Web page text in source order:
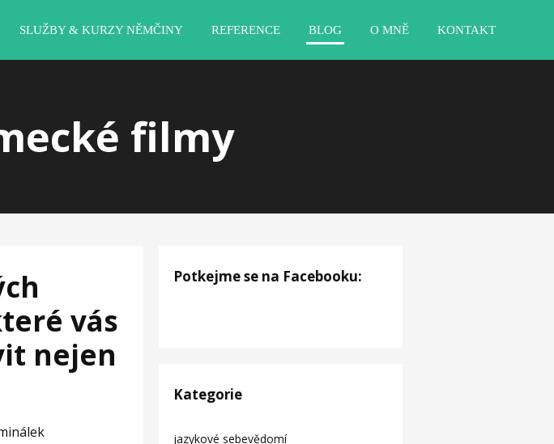
SLUŽBY & KURZY NĚMČINY REFERENCE BLOG O MNĚ KONTAKT
filmy
vás
nejen
Potkejme se na Facebooku:
Kategorie
jazykové sebevědomí